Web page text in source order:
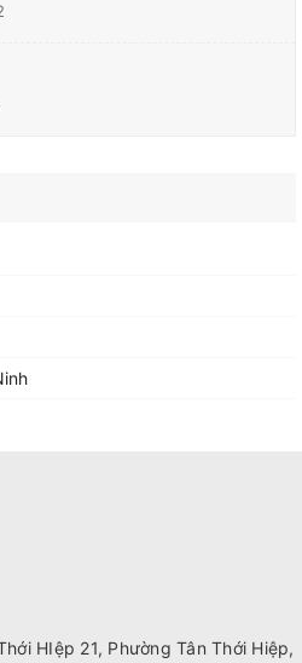
HIệp 21, Phường Tân Thới Hiệp,